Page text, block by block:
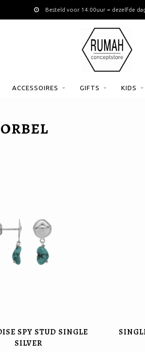
Besteld voor 14:00uur = dezelfde
ACCESSOIRES GIFTS KIDS
SPY STUD SINGLE
SILVER